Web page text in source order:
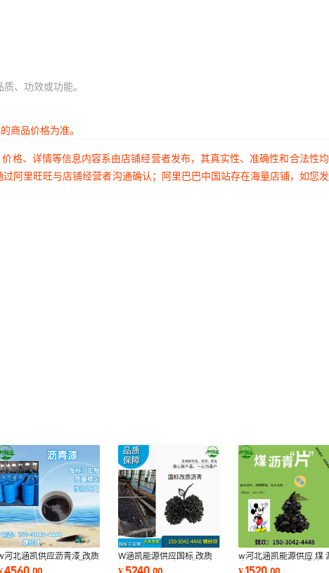
、功效或功能。
商品价格为准。
格、详情等信息内容系由店铺经营者发布，其真实性、准确性和合法性
阿里旺旺与店铺经营者沟通确认；阿里巴巴中国站存在海量店铺，如您
河北涵凯供应沥青漆 改质
青 高温、中温沥青 量大
4560
W涵凯能源供应国标 改质
沥青 电解铝厂专用 货源充
5240
w河北涵凯能源供应 煤
青 可磨粉0-3mm粗粉
1520